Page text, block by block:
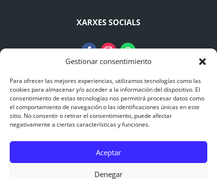
Gestionar consentimiento
Para ofrecer las mejores experiencias, utilizamos tecnologías como las
cookies para almacenar y/o acceder a la información del dispositivo. El
consentimiento de estas tecnologías nos permitirá procesar datos como
el comportamiento de navegación o las identificaciones únicas en este
sitio. No consentir o retirar el consentimiento, puede afectar
negativamente a ciertas características y funciones.
Aceptar
Denegar
XARXES SOCIALS
AVISO LEGAL
Avís Legal
Polítiques de Cookies